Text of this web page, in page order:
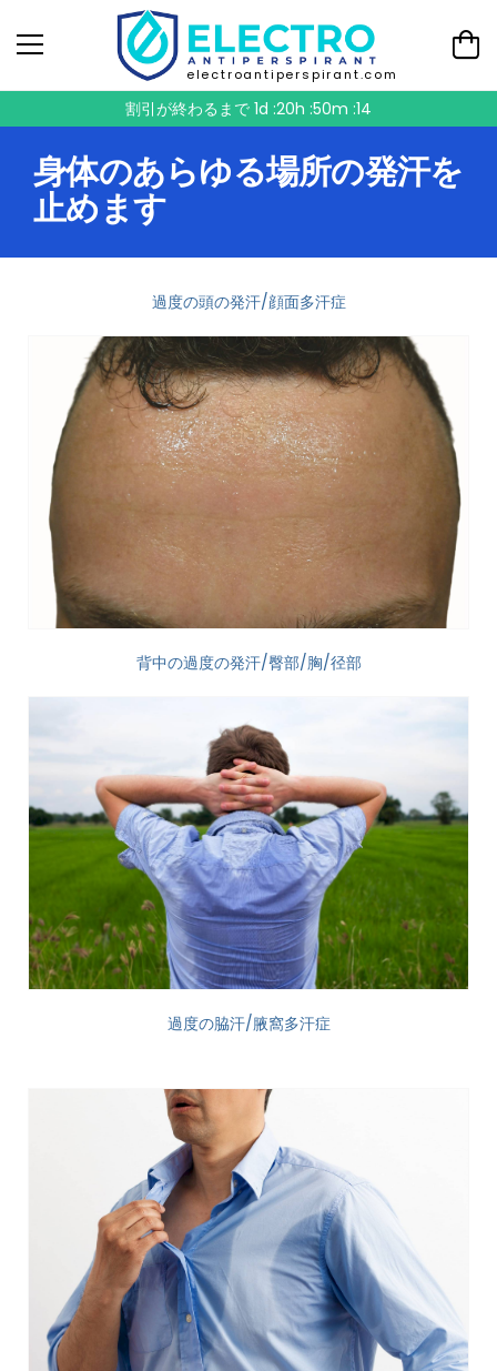
electroantiperspirant.com
割引が終わるまで 1d :20h :50m :14
身体のあらゆる場所の発汗を
止めます
過度の頭の発汗/顔面多汗症
背中の過度の発汗/臀部/胸/径部
過度の脇汗/腋窩多汗症